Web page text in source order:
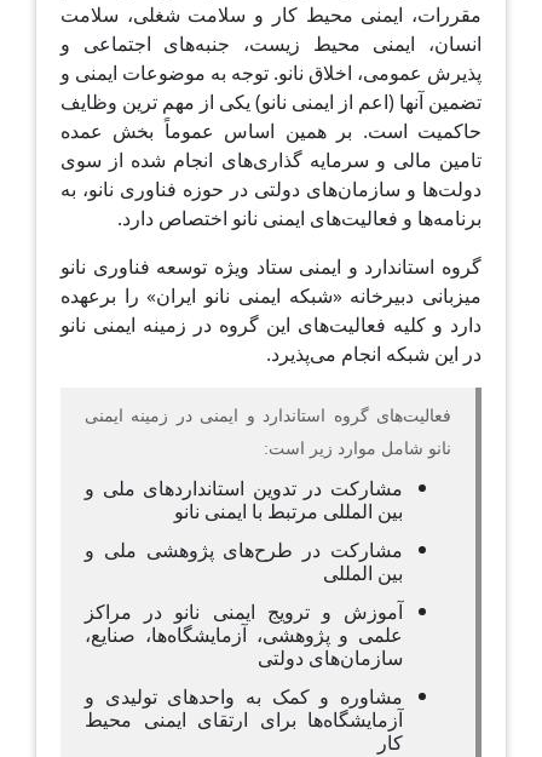
مقررات، ایمنی محیط کار و سلامت شغلی، سلامت
انسان، ایمنی محیط زیست، جنبه‌های اجتماعی و
پذیرش عمومی، اخلاق نانو. توجه به موضوعات ایمنی و
تضمین آنها (اعم از ایمنی نانو) یکی از مهم ترین وظایف
حاکمیت است. بر همین اساس عموماً بخش عمده
تامین مالی و سرمایه گذاری‌های انجام شده از سوی
دولت‌ها و سازمان‌های دولتی در حوزه فناوری نانو، به
برنامه‌ها و فعالیت‌های ایمنی نانو اختصاص دارد.
گروه استاندارد و ایمنی ستاد ویژه توسعه فناوری نانو
میزبانی دبیرخانه «شبکه ایمنی نانو ایران» را برعهده
دارد و کلیه فعالیت‌های این گروه در زمینه ایمنی نانو
در این شبکه انجام می‌پذیرد.
فعالیت‌های گروه استاندارد و ایمنی در زمینه ایمنی
نانو شامل موارد زیر است:
مشارکت در تدوین استانداردهای ملی و
بین المللی مرتبط با ایمنی نانو
مشارکت در طرح‌های پژوهشی ملی و
بین المللی
آموزش و ترویج ایمنی نانو در مراکز
علمی و پژوهشی، آزمایشگاه‌ها، صنایع،
سازمان‌های دولتی
مشاوره و کمک به واحدهای تولیدی و
آزمایشگاه‌ها برای ارتقای ایمنی محیط
کار